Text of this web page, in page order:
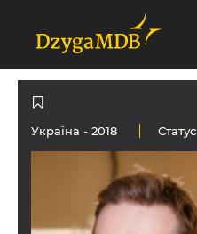
Україна - 2018 Статус